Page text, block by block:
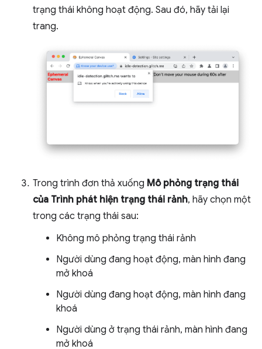
trạng thái không hoạt động. Sau đó, hãy tải lại
trang.
Trong trình đơn thả xuống Mô phỏng trạng thái
của Trình phát hiện trạng thái rảnh, hãy chọn một
trong các trạng thái sau:
Không mô phỏng trạng thái rảnh
Người dùng đang hoạt động, màn hình đang
mở khoá
Người dùng đang hoạt động, màn hình đang
khoá
Người dùng ở trạng thái rảnh, màn hình đang
mở khoá